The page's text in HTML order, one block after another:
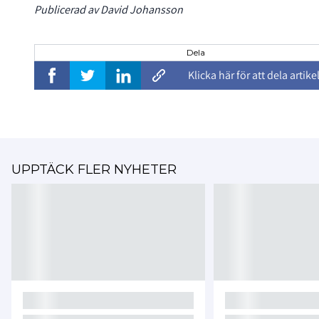
Publicerad av David Johansson
Dela
Klicka här för att dela
UPPTÄCK FLER NYHETER